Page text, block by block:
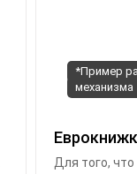
*Пример
механизма
Для того,